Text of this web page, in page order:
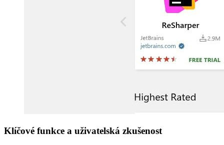
Klíčové funkce a uživatelská zkušenost